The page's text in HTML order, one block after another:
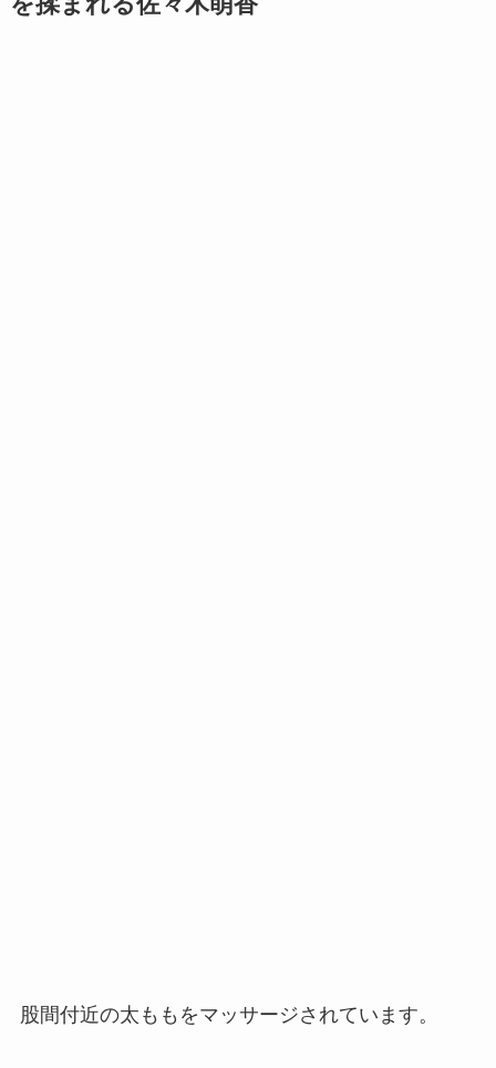
股間付近の太ももをマッサージされています。